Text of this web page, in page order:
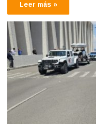
Leer más »